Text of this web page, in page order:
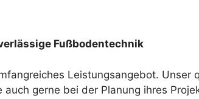
Fußbodentechnik
Leistungsangebot. Unser
gerne bei der Planung ihres